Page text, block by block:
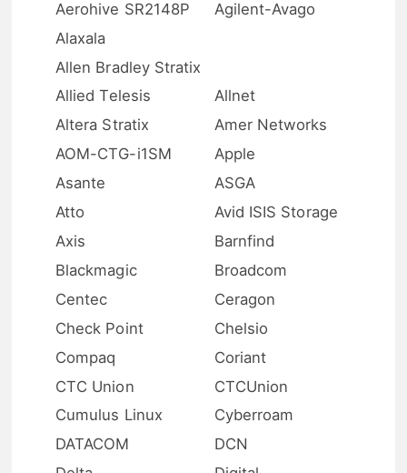
Aerohive SR2148P
Agilent-Avago
Alaxala
Allen Bradley Stratix
Allied Telesis
Allnet
Altera Stratix
Amer Networks
AOM-CTG-i1SM
Apple
Asante
ASGA
Atto
Avid ISIS Storage
Axis
Barnfind
Blackmagic
Broadcom
Centec
Ceragon
Check Point
Chelsio
Compaq
Coriant
CTC Union
CTCUnion
Cumulus Linux
Cyberroam
DATACOM
DCN